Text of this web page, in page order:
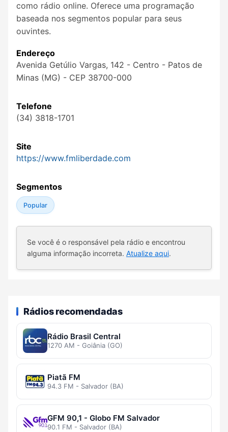
como rádio online. Oferece uma programação
baseada nos segmentos popular para seus
ouvintes.
Endereço
Avenida Getúlio Vargas, 142 - Centro - Patos de
Minas (MG) - CEP 38700-000
Telefone
(34) 3818-1701
Site
https://www.fmliberdade.com
Segmentos
Popular
Se você é o responsável pela rádio e encontrou
alguma informação incorreta. Atualize aqui.
Rádios recomendadas
Rádio Brasil Central
1270 AM - Goiânia (GO)
Piatã FM
94.3 FM - Salvador (BA)
GFM 90,1 - Globo FM Salvador
90.1 FM - Salvador (BA)